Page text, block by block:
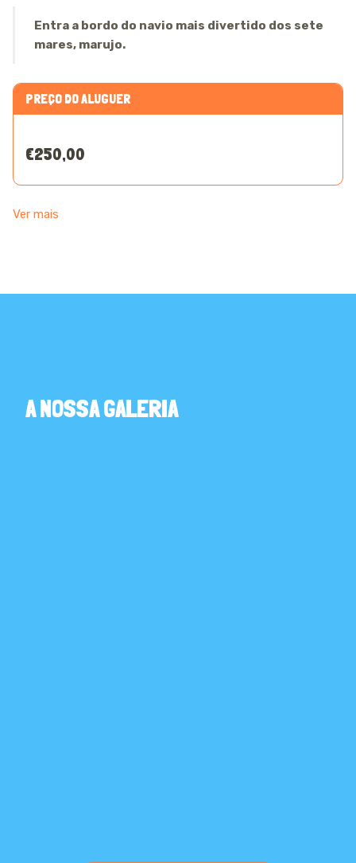
Entra a bordo do navio mais divertido dos sete
mares, marujo.
PREÇO DO ALUGUER
€250,00
Ver mais
A NOSSA GALERIA